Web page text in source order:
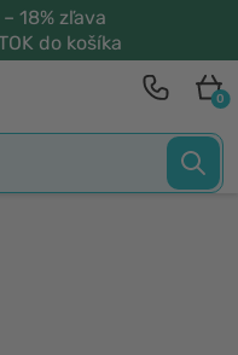
– 18% zľava
do košíka
0